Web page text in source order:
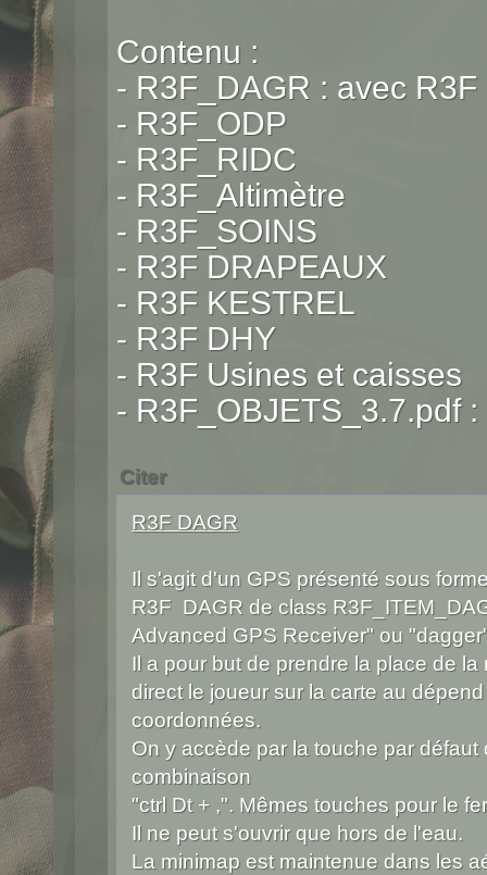
Contenu :
- R3F_DAGR : avec
- R3F_ODP
- R3F_RIDC
- R3F_Altimètre
- R3F_SOINS
- R3F DRAPEAUX
- R3F KESTREL
- R3F DHY
- R3F Usines et caisses
- R3F_OBJETS_3.7.pdf
Citer
R3F DAGR
Il s'agit d'un GPS présenté sous
R3F DAGR de class
Advanced GPS Receiver" ou
Il a pour but de prendre la place de
direct le joueur sur la carte au
coordonnées.
On y accède par la touche par
combinaison
"ctrl Dt + ,". Mêmes touches pour le
Il ne peut s'ouvrir que hors de l'eau.
La minimap est maintenue dans les